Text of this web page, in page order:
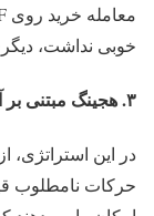
خوبی نداشت،
۳. هجینگ مبتنی بر آپشن
در این استراتژی،
حرکات نامطلوب